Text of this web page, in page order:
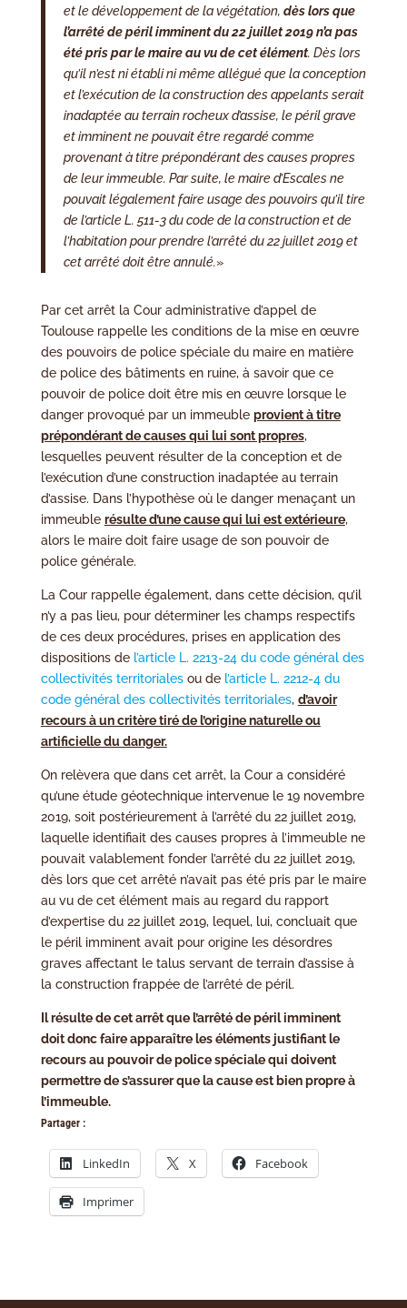
et le développement de la végétation, dès lors que
l’arrêté de péril imminent du 22 juillet 2019 n’a pas
été pris par le maire au vu de cet élément. Dès lors
qu’il n’est ni établi ni même allégué que la conception
et l’exécution de la construction des appelants serait
inadaptée au terrain rocheux d’assise, le péril grave
et imminent ne pouvait être regardé comme
provenant à titre prépondérant des causes propres
de leur immeuble. Par suite, le maire d’Escales ne
pouvait légalement faire usage des pouvoirs qu’il tire
de l’article L. 511-3 du code de la construction et de
l’habitation pour prendre l’arrêté du 22 juillet 2019 et
cet arrêté doit être annulé.»
Par cet arrêt la Cour administrative d’appel de
Toulouse rappelle les conditions de la mise en œuvre
des pouvoirs de police spéciale du maire en matière
de police des bâtiments en ruine, à savoir que ce
pouvoir de police doit être mis en œuvre lorsque le
danger provoqué par un immeuble provient à titre
prépondérant de causes qui lui sont propres,
lesquelles peuvent résulter de la conception et de
l’exécution d’une construction inadaptée au terrain
d’assise. Dans l’hypothèse où le danger menaçant un
immeuble résulte d’une cause qui lui est extérieure,
alors le maire doit faire usage de son pouvoir de
police générale.
La Cour rappelle également, dans cette décision, qu’il
n’y a pas lieu, pour déterminer les champs respectifs
de ces deux procédures, prises en application des
dispositions de l’article L. 2213-24 du code général des
collectivités territorialesou de l’article L. 2212-4 du
code général des collectivités territoriales, d’avoir
recours à un critère tiré de l’origine naturelle ou
artificielle du danger.
On relèvera que dans cet arrêt, la Cour a considéré
qu’une étude géotechnique intervenue le 19 novembre
2019, soit postérieurement à l’arrêté du 22 juillet 2019,
laquelle identifiait des causes propres à l’immeuble ne
pouvait valablement fonder l’arrêté du 22 juillet 2019,
dès lors que cet arrêté n’avait pas été pris par le maire
au vu de cet élément mais au regard du rapport
d’expertise du 22 juillet 2019, lequel, lui, concluait que
le péril imminent avait pour origine les désordres
graves affectant le talus servant de terrain d’assise à
la construction frappée de l’arrêté de péril.
Il résulte de cet arrêt que l’arrêté de péril imminent
doit donc faire apparaître les éléments justifiant le
recours au pouvoir de police spéciale qui doivent
permettre de s’assurer que la cause est bien propre à
l’immeuble.
Partager :
LinkedIn X Facebook
Imprimer